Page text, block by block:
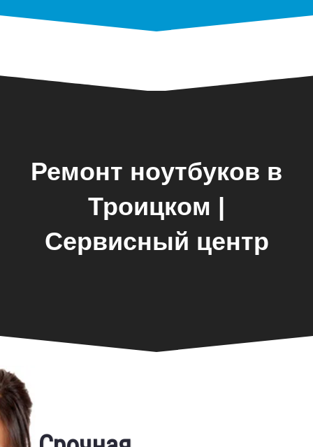
Ремонт ноутбуков в
Троицком |
Сервисный центр
Замена экрана